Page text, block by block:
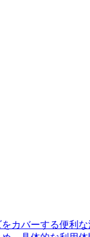
カバーする便利